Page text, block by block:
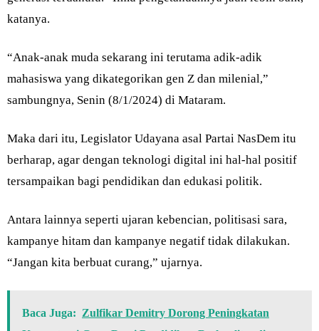
katanya.
“Anak-anak muda sekarang ini terutama adik-adik
mahasiswa yang dikategorikan gen Z dan milenial,”
sambungnya, Senin (8/1/2024) di Mataram.
Maka dari itu, Legislator Udayana asal Partai NasDem itu
berharap, agar dengan teknologi digital ini hal-hal positif
tersampaikan bagi pendidikan dan edukasi politik.
Antara lainnya seperti ujaran kebencian, politisasi sara,
kampanye hitam dan kampanye negatif tidak dilakukan.
“Jangan kita berbuat curang,” ujarnya.
Baca Juga: Zulfikar Demitry Dorong Peningkatan